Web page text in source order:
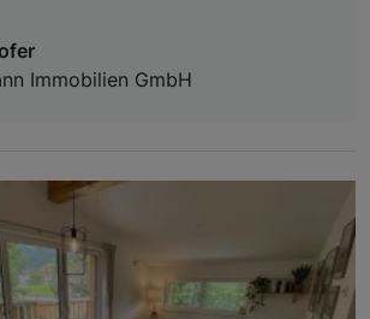
Immobilien GmbH